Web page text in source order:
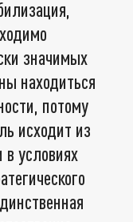
значимых
находиться
потому
исходит из
условиях